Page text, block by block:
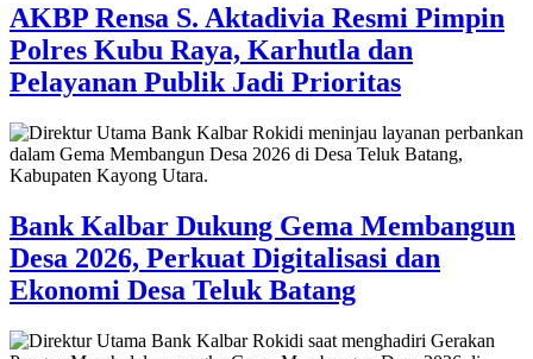
AKBP Rensa S. Aktadivia Resmi Pimpin
Polres Kubu Raya, Karhutla dan
Pelayanan Publik Jadi Prioritas
Bank Kalbar Dukung Gema Membangun
Desa 2026, Perkuat Digitalisasi dan
Ekonomi Desa Teluk Batang